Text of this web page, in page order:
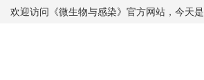
欢迎访问《微生物与感染》官方网站，今天是